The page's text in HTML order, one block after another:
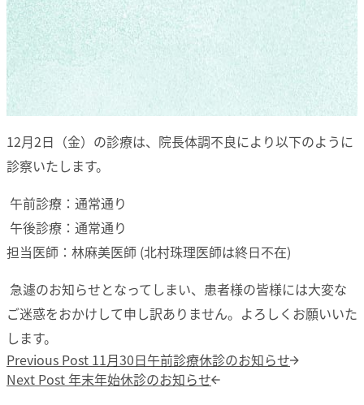
12月2日（金）の診療は、院長体調不良により以下のように
診察いたします。
午前診療：通常通り
午後診療：通常通り
担当医師：林麻美医師 (北村珠理医師は終日不在)
急遽のお知らせとなってしまい、患者様の皆様には大変な
ご迷惑をおかけして申し訳ありません。よろしくお願いいた
します。
投稿ナビゲーション
Previous Post Previous post:
11月30日午前診療休診のお知らせ
Next PostNext post:
年末年始休診のお知らせ